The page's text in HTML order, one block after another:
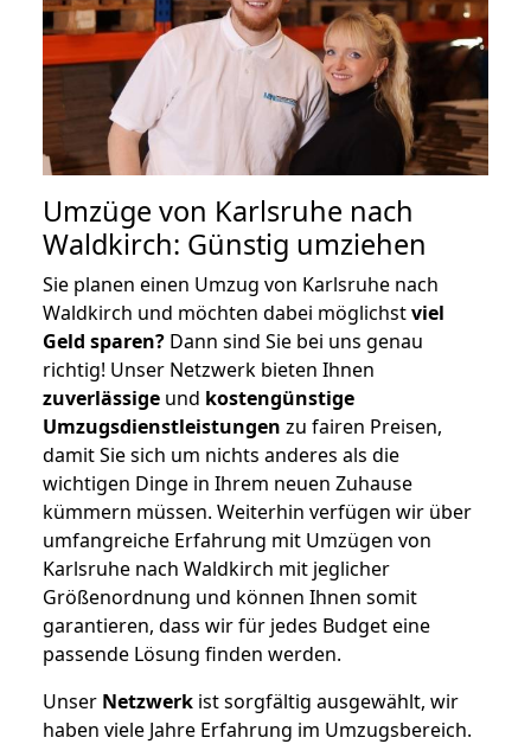
Umzüge von Karlsruhe nach
Waldkirch: Günstig umziehen
Sie planen einen Umzug von Karlsruhe nach
Waldkirch und möchten dabei möglichstviel
Geld sparen? Dann sind Sie bei uns genau
richtig! Unser Netzwerk bieten Ihnen
zuverlässige und kostengünstige
Umzugsdienstleistungen zu fairen Preisen,
damit Sie sich um nichts anderes als die
wichtigen Dinge in Ihrem neuen Zuhause
kümmern müssen. Weiterhin verfügen wir über
umfangreiche Erfahrung mit Umzügen von
Karlsruhe nach Waldkirch mit jeglicher
Größenordnung und können Ihnen somit
garantieren, dass wir für jedes Budget eine
passende Lösung finden werden.
Unser Netzwerk ist sorgfältig ausgewählt, wir
haben viele Jahre Erfahrung im Umzugsbereich.